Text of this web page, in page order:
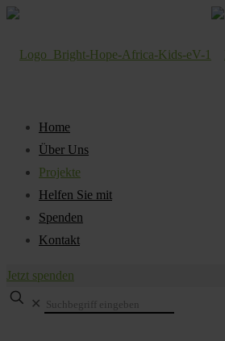
Home
Über Uns
Projekte
Helfen Sie mit
Spenden
Kontakt
Jetzt spenden
✕